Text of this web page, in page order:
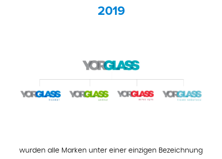
2019
wurden alle Marken unter einer einzigen Bezeichnung